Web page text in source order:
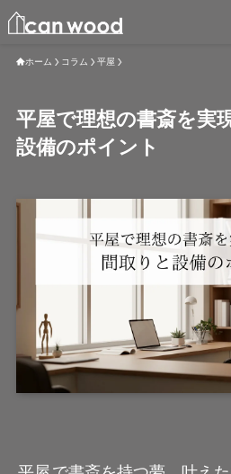
ホーム コラム 平屋
平屋で理想の書斎を実
設備のポイント